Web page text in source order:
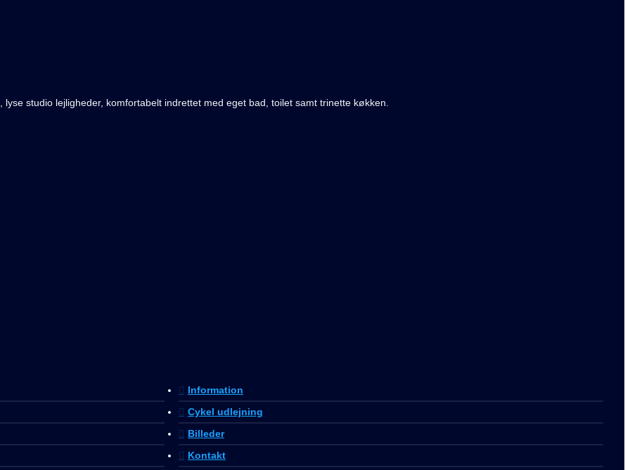
studio lejligheder, komfortabelt indrettet med eget bad, toilet samt trinette køkken.
Information
Cykel udlejning
Billeder
Kontakt